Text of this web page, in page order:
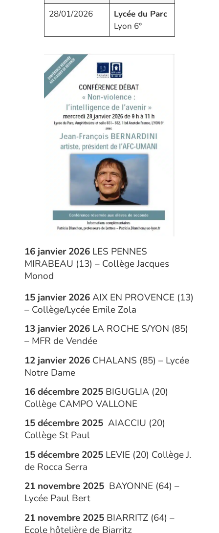
28/01/2026
Lycée du Parc
Lyon 6°
16 janvier 2026 LES PENNES
MIRABEAU (13) – Collège Jacques
Monod
15 janvier 2026AIX EN PROVENCE (13)
– Collège/Lycée Emile Zola
13 janvier 2026 LA ROCHE S/YON (85)
– MFR de Vendée
12 janvier 2026 CHALANS (85) – Lycée
Notre Dame
16 décembre 2025 BIGUGLIA (20)
Collège CAMPO VALLONE
15 décembre 2025 AIACCIU (20)
Collège St Paul
15 décembre 2025 LEVIE (20) Collège J.
de Rocca Serra
21 novembre 2025 BAYONNE (64) –
Lycée Paul Bert
21 novembre 2025 BIARRITZ (64) –
Ecole hôtelière de Biarritz